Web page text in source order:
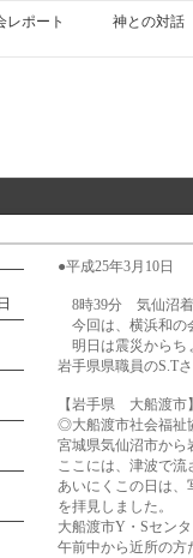
レポート 神との対話
●平成25年3月10日
8時39分 気仙沼
今回は、横浜和の
明日は震災からち
岩手県県職員のS.T
【岩手県 大船渡市
◎大船渡市社会福祉
宮城県気仙沼市から
ここには、津波で
あいにくこの日は、
を拝見しました。
大船渡市Y・Sセン
午前中から近所の方